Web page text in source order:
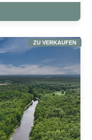
ZU VERKAUFEN